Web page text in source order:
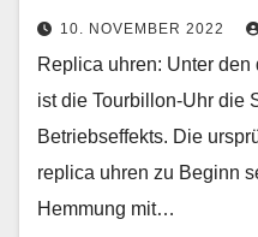
10. NOVEMBER 2022
Replica uhren: Unter
ist die Tourbillon-Uhr die
Betriebseffekts. Die
replica uhren zu Beginn
Hemmung mit…